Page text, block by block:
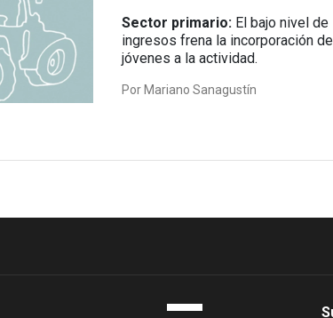
Sector primario:El bajo nivel de
ingresos frena la incorporación
jóvenes a la actividad.
Por Mariano Sanagustín